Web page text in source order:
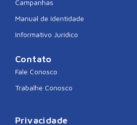
Campanhas
Manual de Identidade
Informativo Jurídico
Contato
Fale Conosco
Trabalhe Conosco
Privacidade